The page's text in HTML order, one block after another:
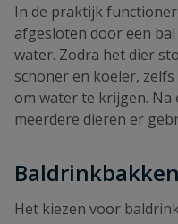
In de praktijk
afgesloten door een
water. Zodra het dier
schoner en koeler,
om water te krijgen.
meerdere dieren er
Het kiezen voor